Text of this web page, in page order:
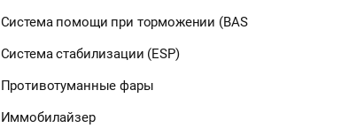
Система помощи при торможении (BAS
Система стабилизации (ESP)
Противотуманные фары
Иммобилайзер